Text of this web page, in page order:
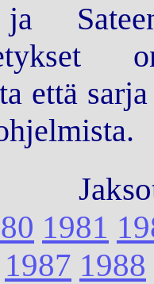
että
1981
1987 1988